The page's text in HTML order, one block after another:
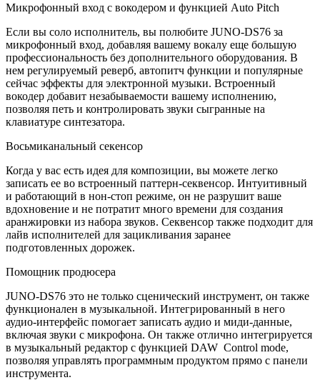
Микрофонный вход с вокодером и функцией Auto Pitch
Если вы соло исполнитель, вы полюбите JUNO-DS76 за
микрофонный вход, добавляя вашему вокалу еще большую
профессиональность без дополнительного оборудования. В
нем регулируемый реверб, автопитч функции и популярные
сейчас эффекты для электронной музыки. Встроенный
вокодер добавит незабываемости вашему исполнению,
позволяя петь и контролировать звуки сыгранные на
клавиатуре синтезатора.
Восьмиканальный секенсор
Когда у вас есть идея для композиции, вы можете легко
записать ее во встроенный паттерн-секвенсор. Интуитивный
и работающий в нон-стоп режиме, он не разрушит ваше
вдохновение и не потратит много времени для создания
аранжировки из набора звуков. Секвенсор также подходит для
лайв исполнителей для зацикливания заранее
подготовленных дорожек.
Помощник продюсера
JUNO-DS76 это не только сценический инструмент, он также
функционален в музыкальной. Интегрированный в него
аудио-интерфейс помогает записать аудио и миди-данные,
включая звуки с микрофона. Он также отлично интегрируется
в музыкальный редактор с функцией DAW Control mode,
позволяя управлять программным продуктом прямо с панели
инструмента.